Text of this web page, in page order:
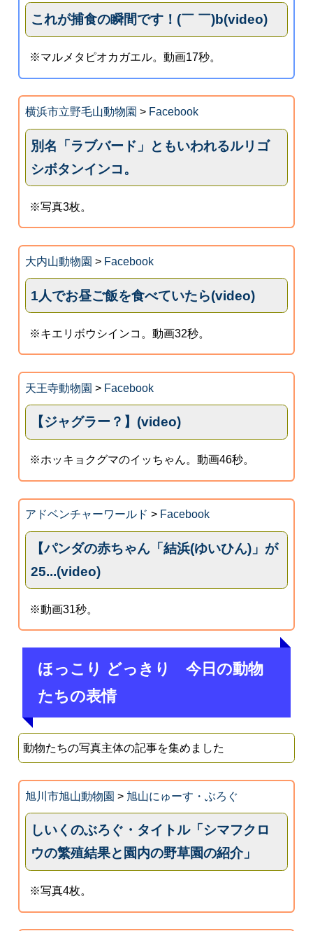
これが捕食の瞬間です！(￣ ￣)b(video)
※マルメタピオカガエル。動画17秒。
横浜市立野毛山動物園 > Facebook
別名「ラブバード」ともいわれるルリゴ
シボタンインコ。
※写真3枚。
大内山動物園 > Facebook
1人でお昼ご飯を食べていたら(video)
※キエリボウシインコ。動画32秒。
天王寺動物園 > Facebook
【ジャグラー？】(video)
※ホッキョクグマのイッちゃん。動画46秒。
アドベンチャーワールド > Facebook
【パンダの赤ちゃん「結浜(ゆいひん)」が
25...(video)
※動画31秒。
ほっこり どっきり 今日の動物
たちの表情
動物たちの写真主体の記事を集めました
旭川市旭山動物園 > 旭山にゅーす・ぶろぐ
しいくのぶろぐ・タイトル「シマフクロ
ウの繁殖結果と園内の野草園の紹介」
※写真4枚。